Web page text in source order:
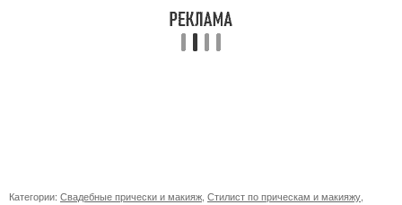
Категории: Свадебные прически и макияж Стилист по прическам и макияжу